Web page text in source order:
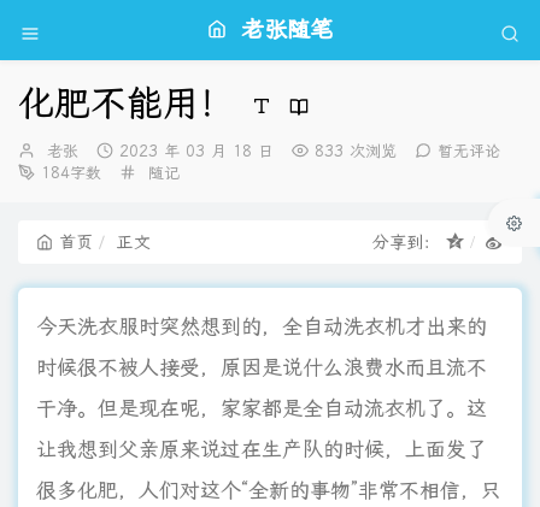
老张随笔
化肥不能用！
博
主：
老张
发
布
2023 年 03 月 18 日 833 次浏览
暂无评论
184字数
分
随记
首页 正文 分享到：
今天洗衣服时突然想到的，全自动洗衣机才出来的
时候很不被人接受，原因是说什么浪费水而且流不
干净。但是现在呢，家家都是全自动流衣机了。这
让我想到父亲原来说过在生产队的时候，上面发了
很多化肥，人们对这个“全新的事物”非常不相信，只